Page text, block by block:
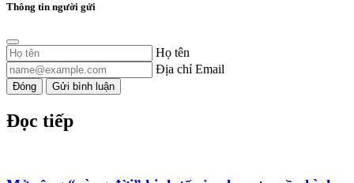
Thông tin người gửi
Họ tên
Địa chỉ Email
Đóng Gửi bình luận
Đọc tiếp